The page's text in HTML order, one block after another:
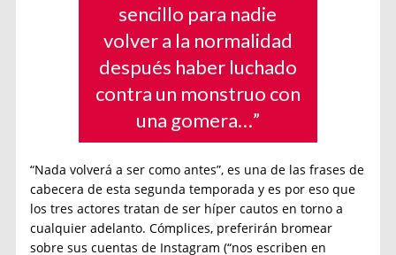
sencillo para nadie
volver a la normalidad
después haber luchado
contra un monstruo con
una gomera…”
“Nada volverá a ser como antes”, es una de las frases de
cabecera de esta segunda temporada y es por eso que
los tres actores tratan de ser híper cautos en torno a
cualquier adelanto. Cómplices, preferirán bromear
sobre sus cuentas de Instagram (“nos escriben en